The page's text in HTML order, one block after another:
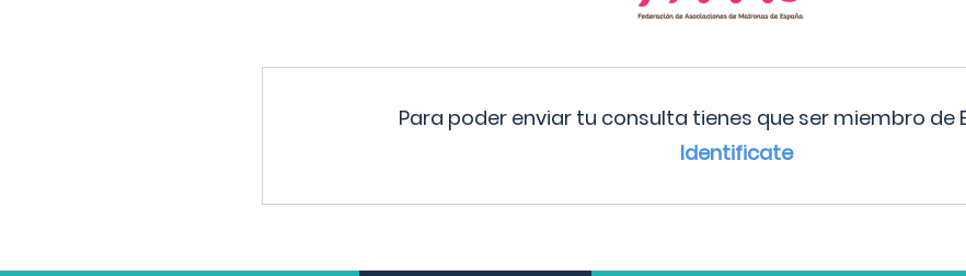
Para poder enviar tu consulta tienes que ser miembro de
Identificate